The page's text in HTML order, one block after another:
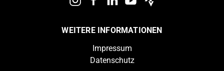
WEITERE INFORMATIONEN
Impressum
Datenschutz